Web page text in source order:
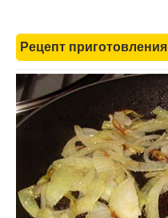
Рецепт приготовления